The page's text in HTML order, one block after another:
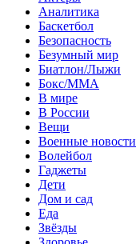
Аналитика
Баскетбол
Безопасность
Безумный мир
Биатлон/Лыжи
Бокс/MMA
В мире
В России
Вещи
Военные новости
Волейбол
Гаджеты
Дети
Дом и сад
Еда
Звёзды